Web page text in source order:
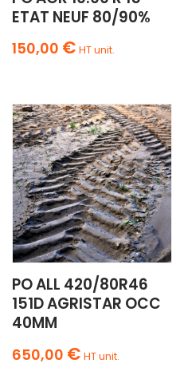
ETAT NEUF 80/90%
150,00 € HT unit.
PO ALL 420/80R46
151D AGRISTAR OCC
40MM
650,00 € HT unit.